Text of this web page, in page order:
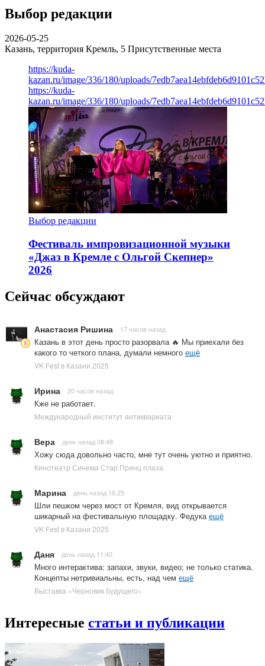
Выбор редакции
2026-05-25
Казань, территория Кремль, 5 Присутственные места
https://kuda-
kazan.ru/image/336/180/uploads/
https://kuda-
kazan.ru/image/336/180/uploads/
Выбор редакции
Фестиваль импровизационной музыки
«Джаз в Кремле с Ольгой Скепнер»
2026
Сейчас обсуждают
Анастасия Ришина 17 часов назад
Казань в этот день просто разорвала 🔥 Мы приехали без
какого то четкого плана, думали немного ещё
VK Fest в Казани 2025
Ирина 20 часов назад
Кже не работает.
Международный институт антиквариата
Вера день назад 08:48
Хожу сюда довольно часто, мне тут очень уютно и приятно.
Кинотеатр Синема Стар Принц плаза
Марина день назад 16:25
Шли пешком через мост от Кремля, вид открывается
шикарный на фестивальную площадку. Федукаещё
VK Fest в Казани 2025
Даня день назад 11:40
Много интерактива: запахи, звуки, видео; не только статика.
Концепты нетривиальны, есть, над чем ещё
Выставка «Черновик будущего»
Интересные статьи и публикации